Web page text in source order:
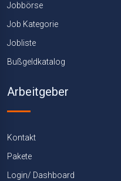
Jobbörse
Job Kategorie
Jobliste
Bußgeldkatalog
Arbeitgeber
Kontakt
Pakete
Login/ Dashboard